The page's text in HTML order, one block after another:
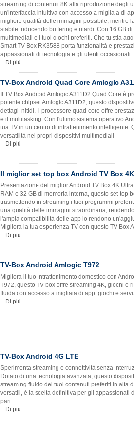
streaming di contenuti 8K alla riproduzione degli
un'interfaccia intuitiva con accesso a migliaia di
migliore qualità delle immagini possibile, mentre
stabile, riducendo buffering e ritardi. Con 16 GB
multimediali e i tuoi giochi preferiti. Che tu stia
Smart TV Box RK3588 porta funzionalità e
appassionati di tecnologia e gli utenti occasionali.
Di più
TV-Box Android Quad Core Amlogic
Il TV Box Android Amlogic A311D2 Quad Core è
potente chipset Amlogic A311D2, questo
dettagli nitidi. Il processore quad-core offre
e il multitasking. Con l'ultimo sistema operativo
tua TV in un centro di intrattenimento intelligente.
versatilità nei propri dispositivi multimediali.
Di più
Il miglior set top box Android TV Box
Presentazione del miglior Android TV Box 4K
RAM e 32 GB di memoria interna, questo set-top
trasmettendo in streaming i tuoi programmi
una qualità delle immagini straordinaria,
l'ampia compatibilità delle app lo rendono
Migliora la tua esperienza TV con questo TV Box
Di più
TV-Box Android Amlogic T972
Migliora il tuo intrattenimento domestico con
T972, questo TV box offre streaming 4K, giochi e
fluida con accesso a migliaia di app, giochi e
Di più
TV-Box Android 4G LTE
Sperimenta streaming e connettività senza
Dotato di una tecnologia avanzata, questo
streaming fluido dei tuoi contenuti preferiti in alta
versatili, è la scelta definitiva per gli appassionati
pari.
Di più